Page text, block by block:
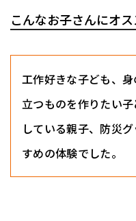
こんなお子さんにオス
工作好きな子ども、
立つものを作りたい
している親子、防災
すめの体験でした。